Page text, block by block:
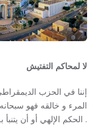
لا لمحاكم التفتيش
إننا في الحزب
المرء و خالقه فهو
الحكم الإلهي أو أن يتنبأ به .